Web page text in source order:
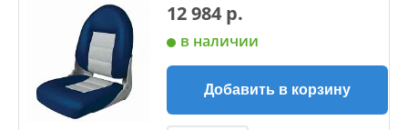
12 984 р.
в наличии
Добавить в корзину